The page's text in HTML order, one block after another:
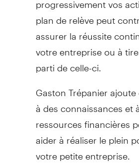
plan de relève peut
assurer la réussite
votre entreprise ou à
parti de celle-ci.
Gaston Trépanier
à des connaissances et
ressources financières
aider à réaliser le plein
votre petite entreprise.